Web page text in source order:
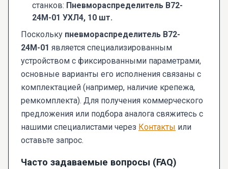
станков: Пневмораспределитель В72-
24М-01 УХЛ4, 10 шт.
Поскольку пневмораспределитель В72-
24М-01 является специализированным
устройством с фиксированными параметрами,
основные варианты его исполнения связаны с
комплектацией (например, наличие крепежа,
ремкомплекта). Для получения коммерческого
предложения или подбора аналога свяжитесь с
нашими специалистами через Контакты или
оставьте запрос.
Часто задаваемые вопросы (FAQ)